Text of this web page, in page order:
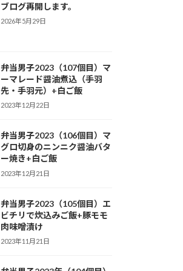
ブログ再開します。
2026年5月29日
弁当男子2023（107個目）マ
ーマレード醤油煮込（手羽
先・手羽元）+白ご飯
2023年12月22日
弁当男子2023（106個目）マ
グロ切身のニンニク醤油バタ
ー焼き+白ご飯
2023年12月21日
弁当男子2023（105個目）エ
ビチリで炊込みご飯+豚モモ
肉味噌漬け
2023年11月21日